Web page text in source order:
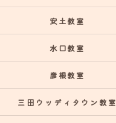
安土教室
水口教室
彦根教室
三田ウッディタウン教室